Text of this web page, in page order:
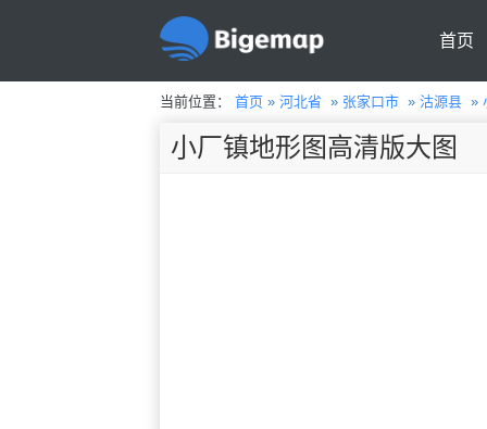
首页
当前位置： 首页» 河北省 » 张家口市» 沽源县»
小厂镇地形图高清版大图